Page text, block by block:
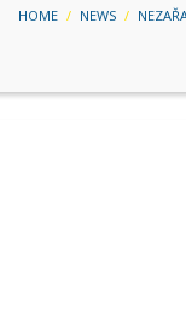
HOME NEWS